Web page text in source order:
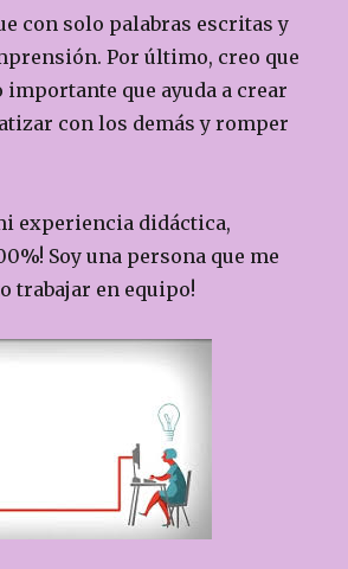
con solo palabras escritas y
Por último, creo que
importante que ayuda a crear
con los demás y romper
experiencia didáctica,
Soy una persona que me
trabajar en equipo!